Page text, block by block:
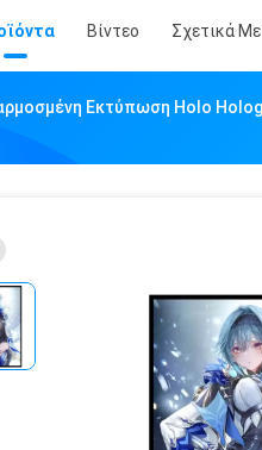
Βίντεο Σχετικά
Εκτύπωση Holo